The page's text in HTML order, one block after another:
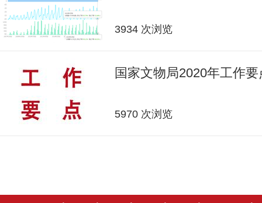
3934 次浏览
国家文物局2020年工作要
5970 次浏览